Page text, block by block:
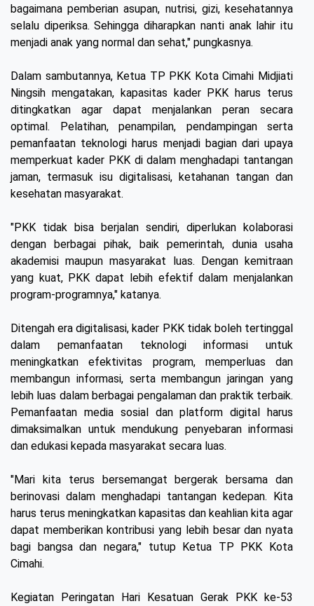
bagaimana pemberian asupan, nutrisi, gizi, kesehatannya
selalu diperiksa. Sehingga diharapkan nanti anak lahir itu
menjadi anak yang normal dan sehat," pungkasnya.
Dalam sambutannya, Ketua TP PKK Kota Cimahi Midjiati
Ningsih mengatakan, kapasitas kader PKK harus terus
ditingkatkan agar dapat menjalankan peran secara
optimal. Pelatihan, penampilan, pendampingan serta
pemanfaatan teknologi harus menjadi bagian dari upaya
memperkuat kader PKK di dalam menghadapi tantangan
jaman, termasuk isu digitalisasi, ketahanan tangan dan
kesehatan masyarakat.
"PKK tidak bisa berjalan sendiri, diperlukan kolaborasi
dengan berbagai pihak, baik pemerintah, dunia usaha
akademisi maupun masyarakat luas. Dengan kemitraan
yang kuat, PKK dapat lebih efektif dalam menjalankan
program-programnya," katanya.
Ditengah era digitalisasi, kader PKK tidak boleh tertinggal
dalam pemanfaatan teknologi informasi untuk
meningkatkan efektivitas program, memperluas dan
membangun informasi, serta membangun jaringan yang
lebih luas dalam berbagai pengalaman dan praktik terbaik.
Pemanfaatan media sosial dan platform digital harus
dimaksimalkan untuk mendukung penyebaran informasi
dan edukasi kepada masyarakat secara luas.
"Mari kita terus bersemangat bergerak bersama dan
berinovasi dalam menghadapi tantangan kedepan. Kita
harus terus meningkatkan kapasitas dan keahlian kita agar
dapat memberikan kontribusi yang lebih besar dan nyata
bagi bangsa dan negara," tutup Ketua TP PKK Kota
Cimahi.
Kegiatan Peringatan Hari Kesatuan Gerak PKK ke-53